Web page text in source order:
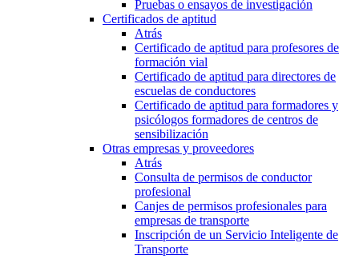
Pruebas o ensayos de investigación
Certificados de aptitud
Atrás
Certificado de aptitud para profesores de
formación vial
Certificado de aptitud para directores de
escuelas de conductores
Certificado de aptitud para formadores y
psicólogos formadores de centros de
sensibilización
Otras empresas y proveedores
Atrás
Consulta de permisos de conductor
profesional
Canjes de permisos profesionales para
empresas de transporte
Inscripción de un Servicio Inteligente de
Transporte